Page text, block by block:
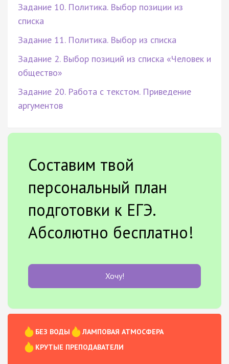
Задание 10. Политика. Выбор позиции из
списка
Задание 11. Политика. Выбор из списка
Задание 2. Выбор позиций из списка «Человек и
общество»
Задание 20. Работа с текстом. Приведение
аргументов
Составим твой
персональный план
подготовки к ЕГЭ.
Абсолютно бесплатно!
Хочу!
БЕЗ ВОДЫ
ЛАМПОВАЯ АТМОСФЕРА
КРУТЫЕ ПРЕПОДАВАТЕЛИ